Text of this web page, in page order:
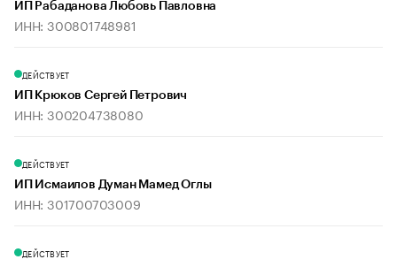
ИП Рабаданова Любовь Павловна
ИНН: 300801748981
ДЕЙСТВУЕТ
ИП Крюков Сергей Петрович
ИНН: 300204738080
ДЕЙСТВУЕТ
ИП Исмаилов Думан Мамед Оглы
ИНН: 301700703009
ДЕЙСТВУЕТ